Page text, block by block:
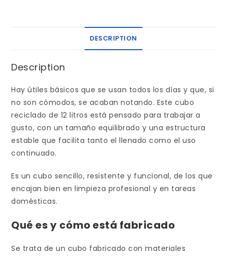
DESCRIPTION
Description
Hay útiles básicos que se usan todos los días y que, si
no son cómodos, se acaban notando. Este cubo
reciclado de 12 litros está pensado para trabajar a
gusto, con un tamaño equilibrado y una estructura
estable que facilita tanto el llenado como el uso
continuado.
Es un cubo sencillo, resistente y funcional, de los que
encajan bien en limpieza profesional y en tareas
domésticas.
Qué es y cómo está fabricado
Se trata de un cubo fabricado con materiales